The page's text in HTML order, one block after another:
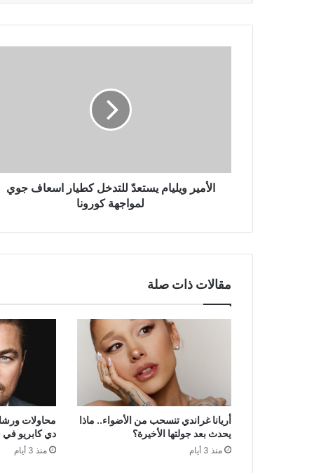
كورونا
الأمير ويليام يستعدّ للتدخل كطيار اسعاف جوي
لمواجهة كورونا
مقالات ذات صلة
أريانا غراندي تنسحب من الأضواء.. ماذا
يحدث بعد جولتها الأخيرة؟
منذ 3 أيام
محاولات
دي كابريو في
منذ 3 أيام